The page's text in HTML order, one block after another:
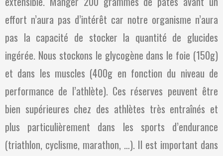
effort n’aura pas d’intérêt car notre organisme n’aura
pas la capacité de stocker la quantité de glucides
ingérée. Nous stockons le glycogène dans le foie (150g)
et dans les muscles (400g en fonction du niveau de
performance de l’athlète). Ces réserves peuvent être
bien supérieures chez des athlètes très entraînés et
plus particulièrement dans les sports d’endurance
(triathlon, cyclisme, marathon, …). Il est important dans